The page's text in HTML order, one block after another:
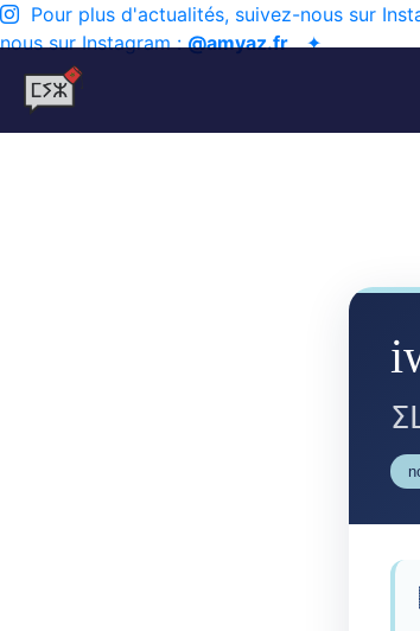
Pour plus d'actualités, suivez-nous sur
nous sur Instagram :@amyaz.fr✦